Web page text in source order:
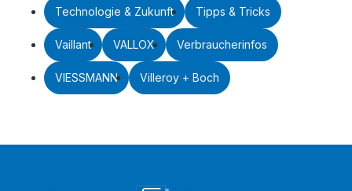
Technologie & Zukunft Tipps & Tricks
Vaillant VALLOX Verbraucherinfos
VIESSMANN Villeroy + Boch